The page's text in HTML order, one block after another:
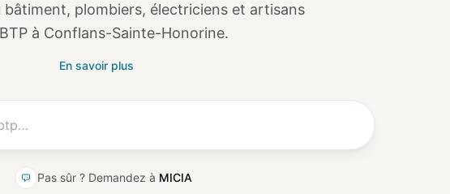
bâtiment, plombiers, électriciens et artisans
à Conflans-Sainte-Honorine.
En savoir plus
Pas sûr ? Demandez à MICIA